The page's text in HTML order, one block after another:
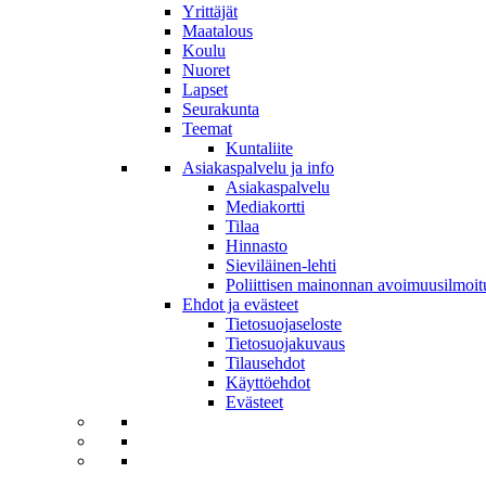
Yrittäjät
Maatalous
Koulu
Nuoret
Lapset
Seurakunta
Teemat
Kuntaliite
Asiakaspalvelu ja info
Asiakaspalvelu
Mediakortti
Tilaa
Hinnasto
Sieviläinen-lehti
Poliittisen mainonnan
Ehdot ja evästeet
Tietosuojaseloste
Tietosuojakuvaus
Tilausehdot
Käyttöehdot
Evästeet